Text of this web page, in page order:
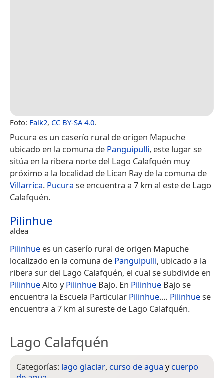
Foto: Falk2, CC BY-SA 4.0.
Pucura​ es un caserío rural de origen Mapuche
ubicado en la comuna de Panguipulli, este lugar se
sitúa en la ribera norte del Lago Calafquén muy
próximo a la localidad de Lican Ray de la comuna de
Villarrica. Pucura se encuentra a 7 km al este de Lago
Calafquén.
Pilinhue
aldea
Pilinhue es un caserío rural de origen Mapuche
localizado en la comuna de Panguipulli, ubicado a la
ribera sur del Lago Calafquén, el cual se subdivide en
PilinhueAlto yPilinhue Bajo.​ En Pilinhue Bajo se
encuentra la Escuela Particular Pilinhue.​… Pilinhuese
encuentra a 7 km al sureste de Lago Calafquén.
Lago Calafquén
Categorías: lago glaciar, curso de agua ycuerpo